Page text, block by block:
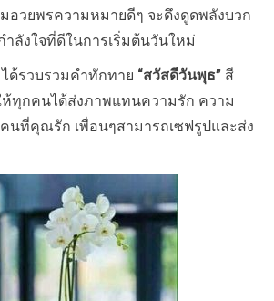
อวยพรความหมายดีๆ จะดึงดูดพลังบวก
ลังใจที่ดีในการเริ่มต้นวันใหม่
ได้รวบรวมคำทักทาย “สวัสดีวันพุธ” สี
ห้ทุกคนได้ส่งภาพแทนความรัก ความ
นที่คุณรัก เพื่อนๆสามารถเซฟรูปและส่ง